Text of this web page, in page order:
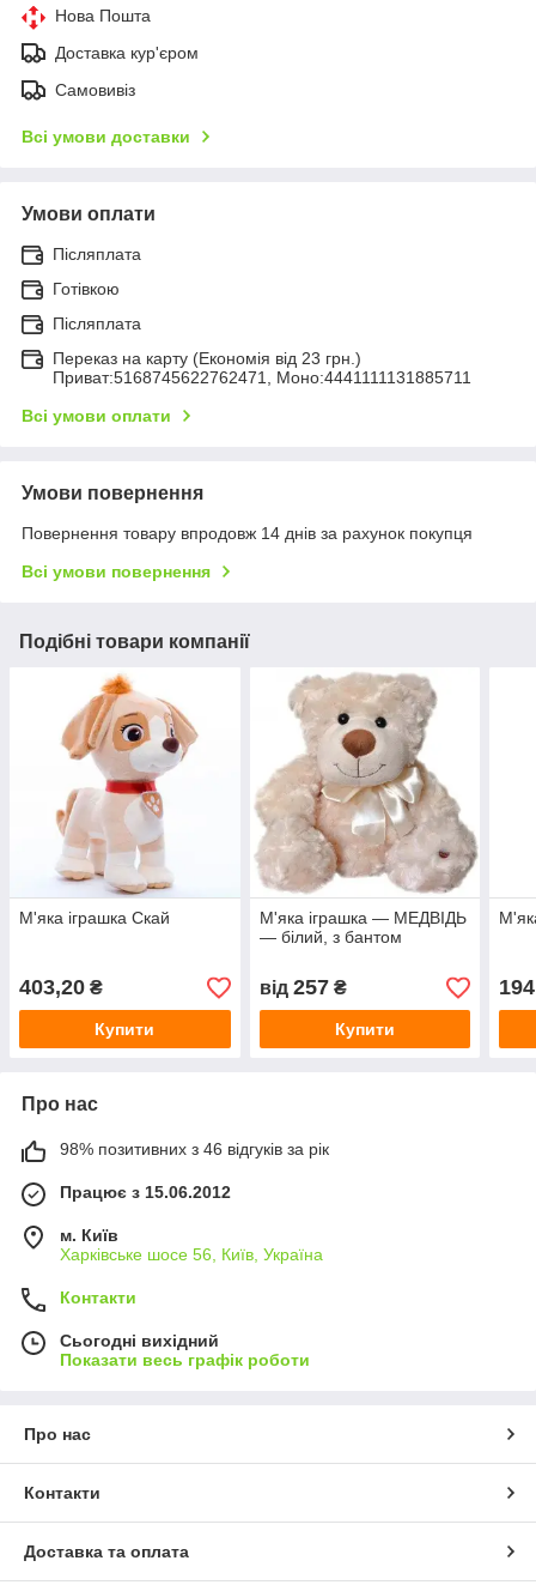
Нова Пошта
Доставка кур'єром
Самовивіз
Всі умови доставки
Умови оплати
Післяплата
Готівкою
Післяплата
Переказ на карту (Економія від 23 грн.)
Приват:5168745622762471, Моно:4441111131885711
Всі умови оплати
Умови повернення
Повернення товару впродовж 14 днів за рахунок покупця
Всі умови повернення
Подібні товари компанії
М'яка іграшка Скай
403,20 ₴
Купити
М'яка іграшка — МЕДВІДЬ
— білий, з бантом
від 257₴
Купити
Про нас
98% позитивних з 46 відгуків за рік
Працює з 15.06.2012
м. Київ
Харківське шосе 56, Київ, Україна
Контакти
Сьогодні вихідний
Показати весь графік роботи
Про нас
Контакти
Доставка та оплата